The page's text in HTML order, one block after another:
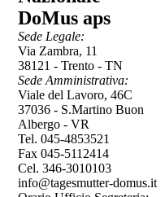
DoMus aps
Sede Legale:
Via Zambra, 11
38121 - Trento - TN
Sede Amministrativa:
Viale del Lavoro, 46C
37036 - S.Martino Buon
Albergo - VR
Tel. 045-4853521
Fax 045-5112414
Cel. 346-3010103
info@tagesmutter-domus.it